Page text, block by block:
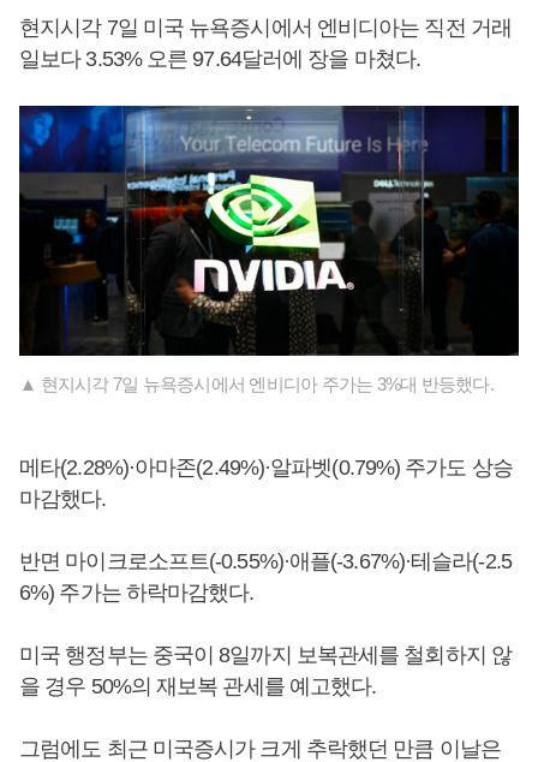
현지시각 7일 미국 뉴욕증시에서 엔비디아는 직전 거래
일보다 3.53% 오른 97.64달러에 장을 마쳤다.
▲ 현지시각 7일 뉴욕증시에서 엔비디아 주가는 3%대 반등했다.
메타(2.28%)·아마존(2.49%)·알파벳(0.79%) 주가도 상승
마감했다.
반면 마이크로소프트(-0.55%)·애플(-3.67%)·테슬라(-2.5
6%) 주가는 하락마감했다.
미국 행정부는 중국이 8일까지 보복관세를 철회하지 않
을 경우 50%의 재보복 관세를 예고했다.
그럼에도 최근 미국증시가 크게 추락했던 만큼 이날은